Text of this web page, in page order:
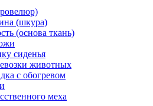
(шкура)
(основа ткань)
сиденья
животных
с обогревом
меха